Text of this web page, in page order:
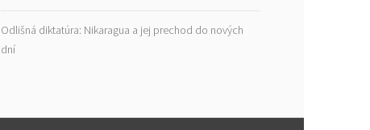
Odlišná diktatúra: Nikaragua a jej prechod do nových
dní